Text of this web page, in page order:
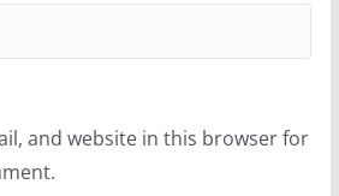
and website in this browser for